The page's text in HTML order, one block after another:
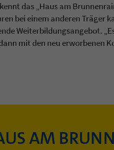
das „Haus am
bei einem anderen Träger
Weiterbildungsangebot.
mit den neu erworbenen
AM